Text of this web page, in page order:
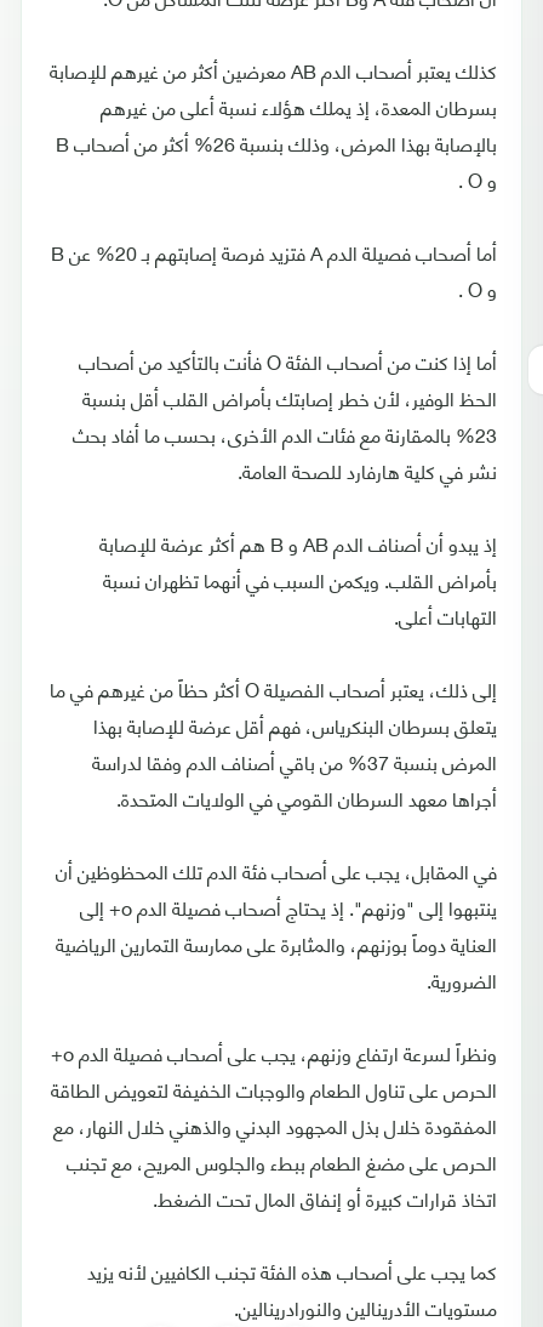
كذلك يعتبر أصحاب الدم AB معرضين أكثر من غيرهم للإصابة
بسرطان المعدة، إذ يملك هؤلاء نسبة أعلى من غيرهم
بالإصابة بهذا المرض، وذلك بنسبة 26% أكثر من أصحاب B
و O .
أما أصحاب فصيلة الدم A فتزيد فرصة إصابتهم بـ 20% عن B
و O .
أما إذا كنت من أصحاب الفئة O فأنت بالتأكيد من أصحاب
الحظ الوفير، لأن خطر إصابتك بأمراض القلب أقل بنسبة
23% بالمقارنة مع فئات الدم الأخرى، بحسب ما أفاد بحث
نشر في كلية هارفارد للصحة العامة.
إذ يبدو أن أصناف الدم AB و B هم أكثر عرضة للإصابة
بأمراض القلب. ويكمن السبب في أنهما تظهران نسبة
التهابات أعلى.
إلى ذلك، يعتبر أصحاب الفصيلة O أكثر حظاً من غيرهم في ما
يتعلق بسرطان البنكرياس، فهم أقل عرضة للإصابة بهذا
المرض بنسبة 37% من باقي أصناف الدم وفقا لدراسة
أجراها معهد السرطان القومي في الولايات المتحدة.
في المقابل، يجب على أصحاب فئة الدم تلك المحظوظين أن
ينتبهوا إلى "وزنهم". إذ يحتاج أصحاب فصيلة الدم o+ إلى
العناية دوماً بوزنهم، والمثابرة على ممارسة التمارين الرياضية
الضرورية.
ونظراً لسرعة ارتفاع وزنهم، يجب على أصحاب فصيلة الدم o+
الحرص على تناول الطعام والوجبات الخفيفة لتعويض الطاقة
المفقودة خلال بذل المجهود البدني والذهني خلال النهار، مع
الحرص على مضغ الطعام ببطء والجلوس المريح، مع تجنب
اتخاذ قرارات كبيرة أو إنفاق المال تحت الضغط.
كما يجب على أصحاب هذه الفئة تجنب الكافيين لأنه يزيد
مستويات الأدرينالين والنورادرينالين.